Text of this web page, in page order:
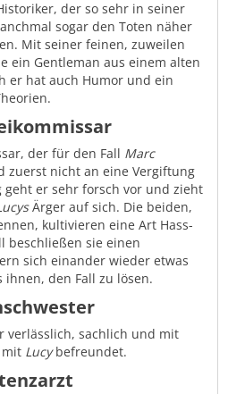
der so sehr in seiner
sogar den Toten näher
Mit seiner feinen, zuweilen
ein Gentleman aus einem alten
er hat auch Humor und ein
der für den Fall Marc
zuerst nicht an eine Vergiftung
er sehr forsch vor und zieht
Ärger auf sich. Die beiden,
kultivieren eine Art Hass-
beschließen sie einen
sich einander wieder etwas
ihnen, den Fall zu lösen.
verlässlich, sachlich und mit
mit Lucybefreundet.